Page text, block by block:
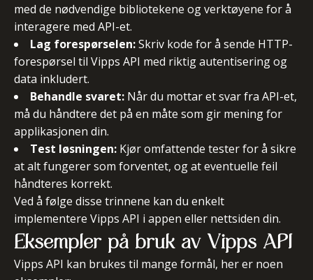
med de nødvendige bibliotekene og verktøyene for å
interagere med API-et.
Lag forespørselen:Skriv kode for å sende HTTP-
forespørsel til Vipps API med riktig autentisering og
data inkludert.
Behandle svaret: Når du mottar et svar fra API-et,
må du håndtere det på en måte som gir mening for
applikasjonen din.
Test løsningen: Kjør omfattende tester for å sikre
at alt fungerer som forventet, og at eventuelle feil
håndteres korrekt.
Ved å følge disse trinnene kan du enkelt
implementere Vipps API i appen eller nettsiden din.
Eksempler på bruk av Vipps API
Vipps API kan brukes til mange formål, her er noen